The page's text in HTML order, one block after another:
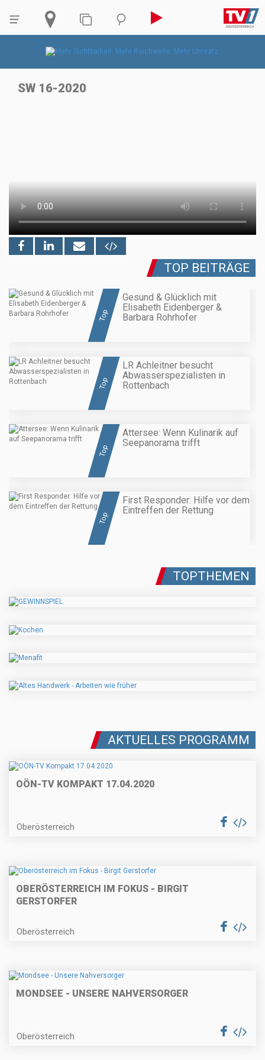
SW 16-2020
TOP BEITRÄGE
Top
Gesund & Glücklich mit
Elisabeth Eidenberger &
Barbara Rohrhofer
Top
LR Achleitner besucht
Abwasserspezialisten in
Rottenbach
Top
Attersee: Wenn Kulinarik auf
Seepanorama trifft
Top
First Responder: Hilfe vor dem
Eintreffen der Rettung
TOPTHEMEN
AKTUELLES PROGRAMM
OÖN-TV KOMPAKT 17.04.2020
Oberösterreich
OBERÖSTERREICH IM FOKUS - BIRGIT
GERSTORFER
Oberösterreich
MONDSEE - UNSERE NAHVERSORGER
Oberösterreich